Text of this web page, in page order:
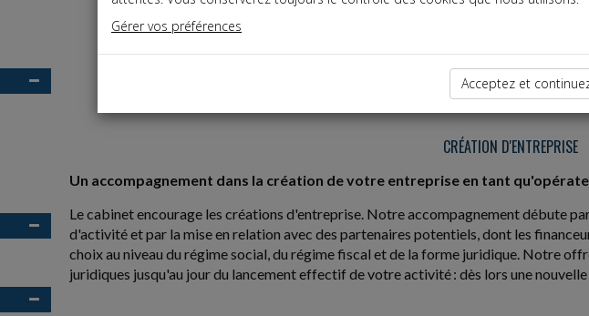
CRÉATION D'ENTREPRISE
Un accompagnement dans la création de votre entreprise en tant
Le cabinet encourage les créations d'entreprise. Notre accompagnement débute
d'activité et par la mise en relation avec des partenaires potentiels, dont les
choix au niveau du régime social, du régime fiscal et de la forme juridique. Notre
juridiques jusqu'au jour du lancement effectif de votre activité : dès lors une
Gérer vos préférences
Acceptez et